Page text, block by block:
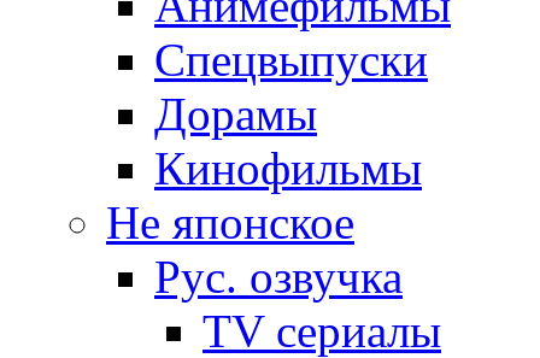
Спецвыпуски
Дорамы
Кинофильмы
Не японское
Рус. озвучка
TV сериалы